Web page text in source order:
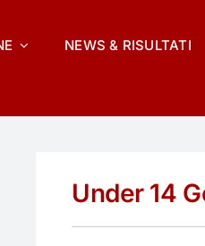
NEWS & RISULTATI
Under 14